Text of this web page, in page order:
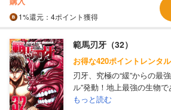
1%還元 ：4ポイント獲得
範馬刃牙（32）
お得な420ポイントレンタル
刃牙、究極の“緩”からの最
ル”発動！地上最強の生物
もっと読む